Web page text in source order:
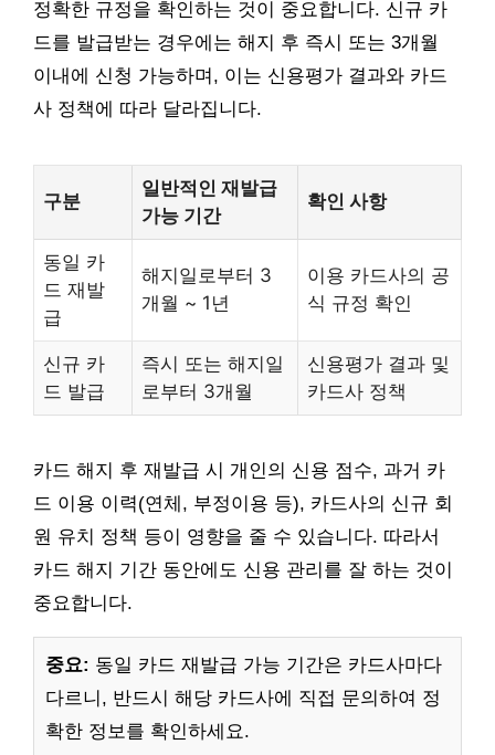
정확한 규정을 확인하는 것이 중요합니다. 신규 카
드를 발급받는 경우에는 해지 후 즉시 또는 3개월
이내에 신청 가능하며, 이는 신용평가 결과와 카드
사 정책에 따라 달라집니다.
구분
일반적인 재발급
가능 기간
확인 사항
동일 카
드 재발
급
해지일로부터 3
개월 ~ 1년
이용 카드사의 공
식 규정 확인
신규 카
드 발급
즉시 또는 해지일
로부터 3개월
신용평가 결과 및
카드사 정책
카드 해지 후 재발급 시 개인의 신용 점수, 과거 카
드 이용 이력(연체, 부정이용 등), 카드사의 신규 회
원 유치 정책 등이 영향을 줄 수 있습니다. 따라서
카드 해지 기간 동안에도 신용 관리를 잘 하는 것이
중요합니다.
중요: 동일 카드 재발급 가능 기간은 카드사마다
다르니, 반드시 해당 카드사에 직접 문의하여 정
확한 정보를 확인하세요.